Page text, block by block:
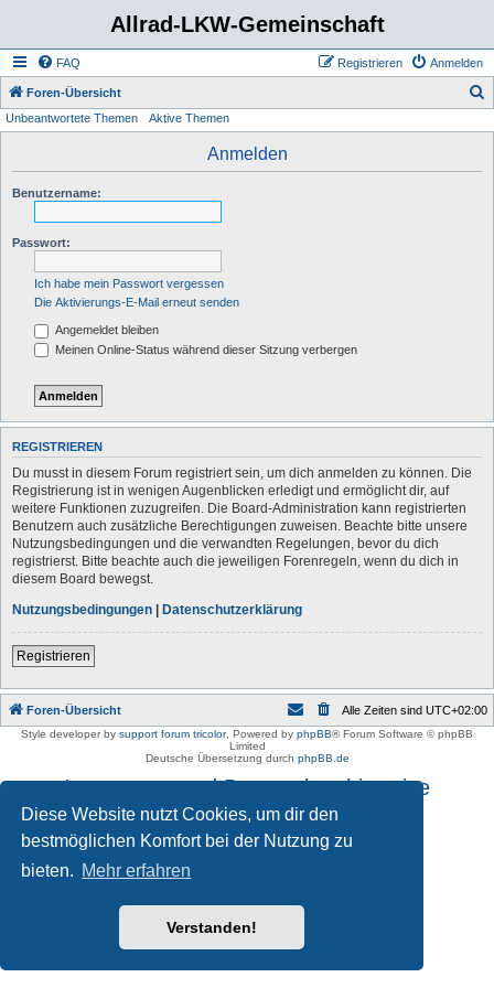
Diese Website nutzt Cookies, um dir den
bestmöglichen Komfort bei der Nutzung zu
bieten. Mehr erfahren
Verstanden!
Allrad-LKW-Gemeinschaft
FAQ Anmelden
Registrieren
Foren-Übersicht
Unbeantwortete Themen Aktive Themen
Anmelden
Benutzername:
Passwort:
Ich habe mein Passwort vergessen
Die Aktivierungs-E-Mail erneut senden
Angemeldet bleiben
Meinen Online-Status während dieser Sitzung verbergen
REGISTRIEREN
Du musst in diesem Forum registriert sein, um dich anmelden zu können. Die
Registrierung ist in wenigen Augenblicken erledigt und ermöglicht dir, auf
weitere Funktionen zuzugreifen. Die Board-Administration kann registrierten
Benutzern auch zusätzliche Berechtigungen zuweisen. Beachte bitte unsere
Nutzungsbedingungen und die verwandten Regelungen, bevor du dich
registrierst. Bitte beachte auch die jeweiligen Forenregeln, wenn du dich in
diesem Board bewegst.
Nutzungsbedingungen | Datenschutzerklärung
Registrieren
Foren-Übersicht Alle Zeiten sind UTC+02:00
Style developer by support forum tricolor, Powered by phpBB® Forum Software © phpBB
Limited
Deutsche Übersetzung durch phpBB.de
Impressum und Datenschutzhinweise